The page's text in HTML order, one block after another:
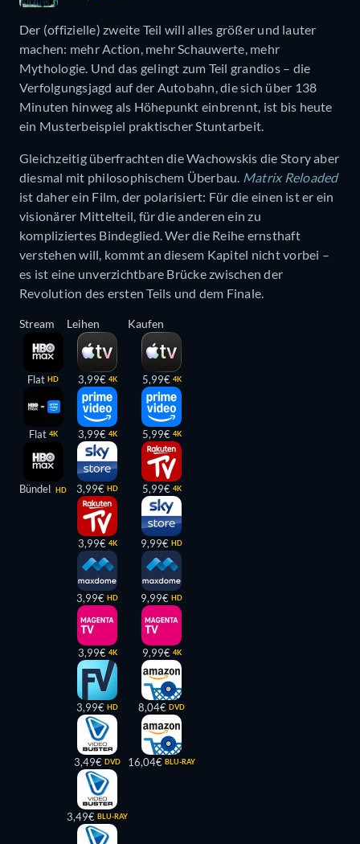
Der (offizielle) zweite Teil will alles größer und lauter
machen: mehr Action, mehr Schauwerte, mehr
Mythologie. Und das gelingt zum Teil grandios – die
Verfolgungsjagd auf der Autobahn, die sich über 138
Minuten hinweg als Höhepunkt einbrennt, ist bis heute
ein Musterbeispiel praktischer Stuntarbeit.
Gleichzeitig überfrachten die Wachowskis die Story aber
diesmal mit philosophischem Überbau. Matrix Reloaded
ist daher ein Film, der polarisiert: Für die einen ist er ein
visionärer Mittelteil, für die anderen ein zu
kompliziertes Bindeglied. Wer die Reihe ernsthaft
verstehen will, kommt an diesem Kapitel nicht vorbei –
es ist eine unverzichtbare Brücke zwischen der
Revolution des ersten Teils und dem Finale.
Stream
Flat HD
Flat 4K
Bündel HD
Leihen
3,99€ 4K
3,99€ 4K
3,99€ HD
3,99€ 4K
3,99€ HD
3,99€ 4K
3,99€ HD
3,49€ DVD
3,49€ BLU-RAY
Kaufen
5,99€ 4K
5,99€ 4K
5,99€ 4K
9,99€ HD
9,99€ HD
9,99€ 4K
8,04€ DVD
16,04€ BLU-RAY